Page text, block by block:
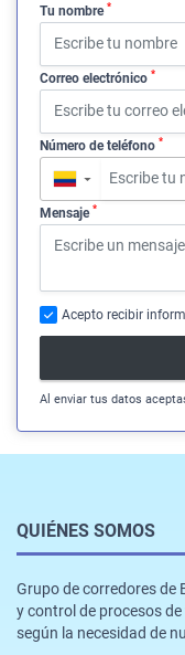
Tu nombre *
Correo electrónico *
Número de teléfono *
▼
Mensaje *
Acepto recibir
Al enviar tus datos
QUIÉNES SOMOS
Grupo de corredores de
y control de procesos
según la necesidad de